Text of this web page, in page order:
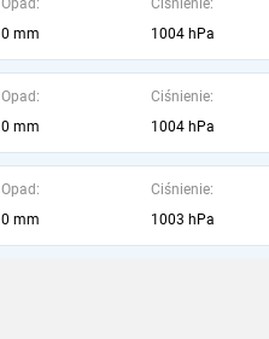
Opad:
0 mm
Ciśnienie:
1004 hPa
Opad:
0 mm
Ciśnienie:
1004 hPa
Opad:
0 mm
Ciśnienie:
1003 hPa